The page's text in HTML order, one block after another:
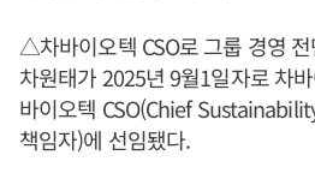
△차바이오텍 CSO로 그룹 경영 전
차원태가 2025년 9월1일자로 차
바이오텍 CSO(Chief
책임자)에 선임됐다.